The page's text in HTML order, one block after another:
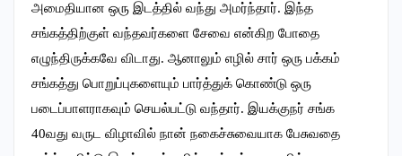
அமைதியான ஒரு இடத்தில் வந்து அமர்ந்தார். இந்த
சங்கத்திற்குள் வந்தவர்களை சேவை என்கிற போதை
எழுந்திருக்கவே விடாது. ஆனாலும் எழில் சார் ஒரு பக்கம்
சங்கத்து பொறுப்புகளையும் பார்த்துக் கொண்டு ஒரு
படைப்பாளராகவும் செயல்பட்டு வந்தார். இயக்குநர் சங்க
40வது வருட விழாவில் நான் நகைச்சுவையாக பேசுவதை